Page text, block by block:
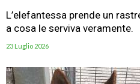
L’elefantessa prende un
a cosa le serviva veramente.
23 Luglio 2026